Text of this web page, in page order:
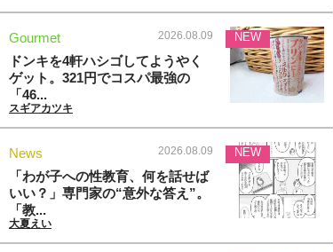
Gourmet 2026.08.09
ドンキを4軒ハシゴしてようやく
ゲット。321円でコスパ最強の
「46...
スギアカツキ
NEW
News 2026.08.09
「わが子への性教育、何を話せば
いい？」専門家の“意外な答え”。
「教...
大夏えい
NEW